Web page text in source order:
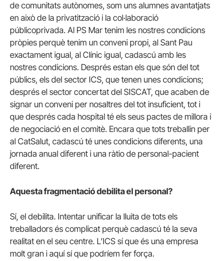
de comunitats autònomes, som uns alumnes avantatjats
en això de la privatització i la col·laboració
públicoprivada. Al PS Mar tenim les nostres condicions
pròpies perquè tenim un conveni propi, al Sant Pau
exactament igual, al Clínic igual, cadascú amb les
nostres condicions. Després estan els que són del tot
públics, els del sector ICS, que tenen unes condicions;
després el sector concertat del SISCAT, que acaben de
signar un conveni per nosaltres del tot insuficient, tot i
que després cada hospital té els seus pactes de millora i
de negociació en el comitè. Encara que tots treballin per
al CatSalut, cadascú té unes condicions diferents, una
jornada anual diferent i una ràtio de personal-pacient
diferent.
Aquesta fragmentació debilita el personal?
Sí, el debilita. Intentar unificar la lluita de tots els
treballadors és complicat perquè cadascú té la seva
realitat en el seu centre. L’ICS sí que és una empresa
molt gran i aquí sí que podríem fer força.